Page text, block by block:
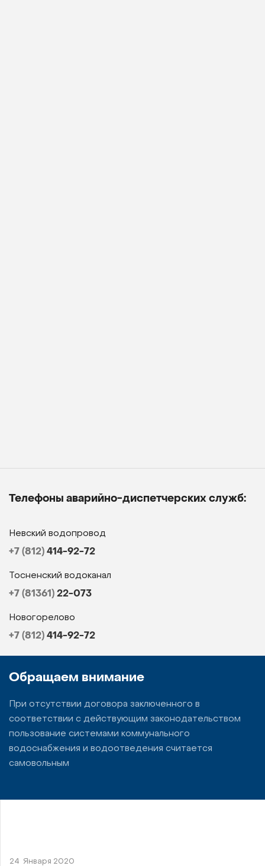
Телефоны аварийно-диспетчерских служб:
Невский водопровод
+7 (812) 414-92-72
Тосненский водоканал
+7 (81361) 22-073
Новогорелово
+7 (812) 414-92-72
Обращаем внимание
При отсутствии договора заключенного в
соответствии с действующим законодательством
пользование системами коммунального
водоснабжения и водоотведения считается
самовольным
24 Января 2020